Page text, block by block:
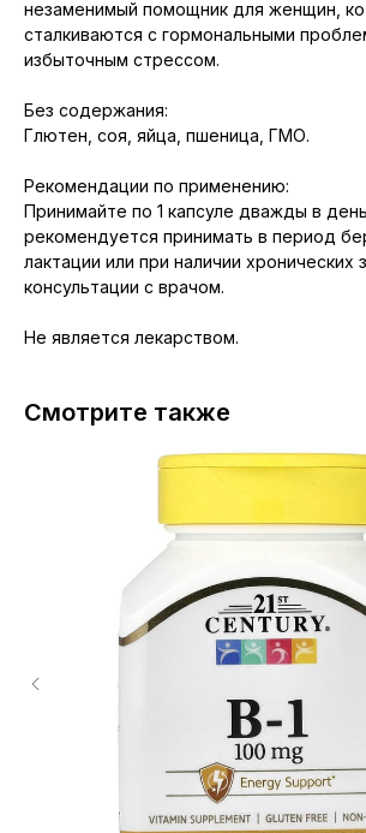
незаменимый помощник для женщин,
сталкиваются с гормональными
избыточным стрессом.
Без содержания:
Глютен, соя, яйца, пшеница, ГМО.
Рекомендации по применению:
Принимайте по 1 капсуле дважды в
рекомендуется принимать в период
лактации или при наличии хронических
консультации с врачом.
Не является лекарством.
Смотрите также